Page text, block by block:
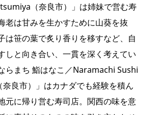
（奈良市）」は姉妹で営む寿
老は甘みを生かすために山葵を抜
は笹の葉で炙り香りを移すなど、自
しと向き合い、一貫を深く考えてい
らまち 鮨はなこ／Naramachi Sushi
良市）」はカナダでも経験を積ん
元に帰り営む寿司店。関西の味を意